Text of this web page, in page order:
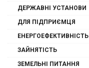
ДЕРЖАВНІ УСТАНОВИ
ДЛЯ ПІДПРИЄМЦЯ
ЕНЕРГОЕФЕКТИВНІСТЬ
ЗАЙНЯТІСТЬ
ЗЕМЕЛЬНІ ПИТАННЯ